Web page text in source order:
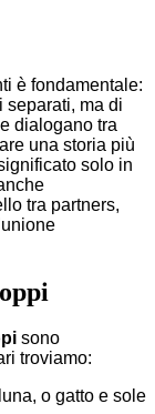
è fondamentale:
separati, ma di
dialogano tra
una storia più
solo in
tra partners,
sono
troviamo:
o gatto e sole